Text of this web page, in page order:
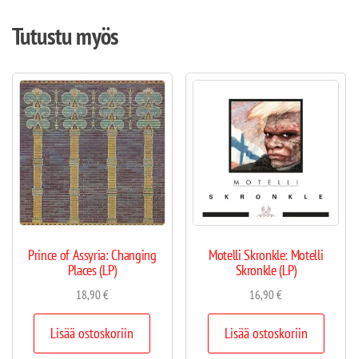
Tutustu myös
Prince of Assyria: Changing
Places (LP)
18,90€
Lisää ostoskoriin
Motelli Skronkle: Motelli
Skronkle (LP)
16,90€
Lisää ostoskoriin